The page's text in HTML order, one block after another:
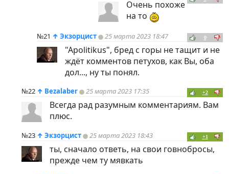
Очень похоже
на то
№21 ↑ Экзорцист 25 марта 2023 18:47 0
"Apolitikus", бред с горы не тащит и не
ждёт комментов петухов, как Вы, оба
дол..., ну ты понял.
№22 ↑ Bezalaber 25 марта 2023 17:35 +2
Всегда рад разумным комментариям. Вам
плюс.
№23 ↑ Экзорцист 25 марта 2023 18:43 +1
ты, сначало ответь, на свои говнобросы,
прежде чем ту мявкать